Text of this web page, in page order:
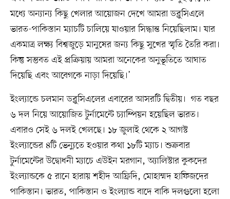
মধ্যে অন্যান্য কিছু খেলার আয়োজন দেখে আমরা ডব্লুসিএলে
ভারত-পাকিস্তান ম্যাচটি চালিয়ে যাওয়ার সিদ্ধান্ত নিয়েছিলাম। যার
একমাত্র লক্ষ্য বিশ্বজুড়ে মানুষের জন্য কিছু সুখের স্মৃতি তৈরি করা।
কিন্তু সম্ভবত এই প্রক্রিয়ায় আমরা অনেকের অনুভূতিতে আঘাত
দিয়েছি এবং আবেগকে নাড়া দিয়েছি।’
ইংল্যান্ডে চলমান ডব্লুসিএলের এবারের আসরটি দ্বিতীয়। গত বছর
৬ দল নিয়ে আয়োজিত টুর্নামেন্টে চ্যাম্পিয়ন হয়েছিল ভারত।
এবারও সেই ৬ দলই খেলছে। ১৮ জুলাই থেকে ২ আগস্ট
ইংল্যান্ডের ৪টি ভেন্যুতে হওয়ার কথা ১৮টি ম্যাচ। শুক্রবার
টুর্নামেন্টের উদ্বোধনী ম্যাচে এউইন মরগান, অ্যালিস্টার কুকদের
ইংল্যান্ডকে ৫ রানে হারায় শহীদ আফ্রিদি, মোহাম্মদ হাফিজদের
পাকিস্তান। ভারত, পাকিস্তান ও ইংল্যান্ড বাদে বাকি দলগুলো হলো